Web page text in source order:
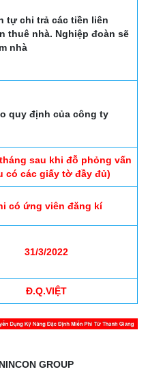
tự chi trả các tiền liên
thuê nhà. Nghiệp đoàn sẽ
nhà
quy định của công ty
sau khi đỗ phỏng vấn
có các giấy tờ đầy đủ)
có ứng viên đăng kí
31/3/2022
Đ.Q.VIỆT
GROUP